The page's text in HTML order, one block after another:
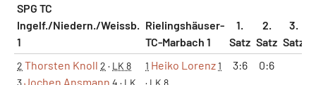
SPG TC
Ingelf./Niedern./Weissb.
1
Rielingshäuser-
TC-Marbach 1
1.
Satz
2.
Satz
3.
Satz
2 Thorsten Knoll 2 · LK 8
3Jochen Ansmann 4 · LK
1 Heiko Lorenz1
· LK 8
3:6 0:6